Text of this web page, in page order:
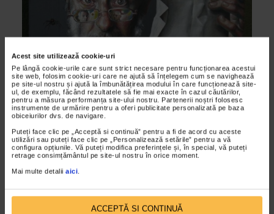
Acest site utilizează cookie-uri
Pe lângă cookie-urile care sunt strict necesare pentru funcționarea acestui
site web, folosim cookie-uri care ne ajută să înțelegem cum se navighează
pe site-ul nostru și ajută la îmbunătățirea modului în care funcționează site-
ul, de exemplu, făcând rezultatele să fie mai exacte în cazul căutărilor,
pentru a măsura performanța site-ului nostru. Partenerii noștri folosesc
instrumente de urmărire pentru a oferi publicitate personalizată pe baza
obiceiurilor dvs. de navigare.
Puteți face clic pe „Acceptă si continuă” pentru a fi de acord cu aceste
utilizări sau puteți face clic pe „Personalizează setările” pentru a vă
configura opțiunile. Vă puteți modifica preferințele și, în special, vă puteți
retrage consimțământul pe site-ul nostru în orice moment.
Mai multe detalii aici.
ACCEPTĂ SI CONTINUĂ
CLIPA DE ARTA
Pictori romani in Franta – Soleil de L’Est
2009-2012
28/11/2013
Expozitia intitulata "Pictori romani in Franta. Soleil de L'Est,
prezinta lucrari semnate de 29 de artisti...